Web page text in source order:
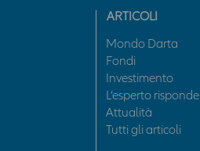
ARTICOLI
Mondo Darta
Fondi
Investimento
L’esperto risponde
Attualità
Tutti gli articoli